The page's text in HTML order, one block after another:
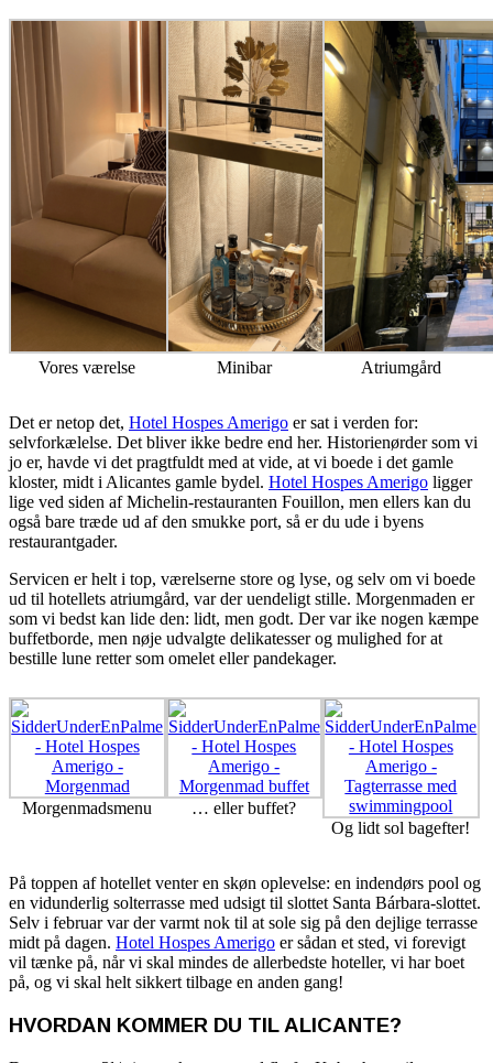
Vores værelse Minibar Atriumgård
Det er netop det, Hotel Hospes Amerigo er sat i verden for:
selvforkælelse. Det bliver ikke bedre end her. Historienørder som vi
jo er, havde vi det pragtfuldt med at vide, at vi boede i det gamle
kloster, midt i Alicantes gamle bydel. Hotel Hospes Amerigo ligger
lige ved siden af Michelin-restauranten Fouillon, men ellers kan du
også bare træde ud af den smukke port, så er du ude i byens
restaurantgader.
Servicen er helt i top, værelserne store og lyse, og selv om vi boede
ud til hotellets atriumgård, var der uendeligt stille. Morgenmaden er
som vi bedst kan lide den: lidt, men godt. Der var ike nogen kæmpe
buffetborde, men nøje udvalgte delikatesser og mulighed for at
bestille lune retter som omelet eller pandekager.
Morgenmadsmenu
… eller buffet?
Og lidt sol bagefter!
På toppen af hotellet venter en skøn oplevelse: en indendørs pool og
en vidunderlig solterrasse med udsigt til slottet Santa Bárbara-slottet.
Selv i februar var der varmt nok til at sole sig på den dejlige terrasse
midt på dagen. Hotel Hospes Amerigo er sådan et sted, vi forevigt
vil tænke på, når vi skal mindes de allerbedste hoteller, vi har boet
på, og vi skal helt sikkert tilbage en anden gang!
HVORDAN KOMMER DU TIL ALICANTE?